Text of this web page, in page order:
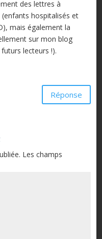
des lettres à
hospitalisés et
mais également la
sur mon blog
futurs lecteurs !).
Réponse
Les champs